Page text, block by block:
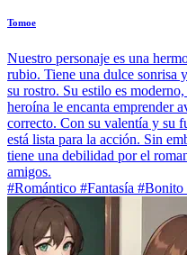
Tomoe
Nuestro personaje es una
rubio. Tiene una dulce sonrisa
su rostro. Su estilo es
heroína le encanta emprender
correcto. Con su valentía y su
está lista para la acción. Sin
tiene una debilidad por el
amigos.
#Romántico #Fantasía